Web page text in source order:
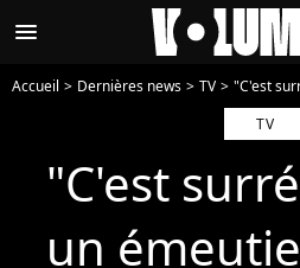
menu
Accueil Dernières news TV
"C'est surréaliste !" : un
TV
"C'est
un